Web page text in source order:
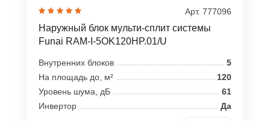
Арт. 777096
Наружный блок мульти-сплит системы
Funai RAM-I-5OK120HP.01/U
Внутренних блоков
5
На площадь до, м²
120
Уровень шума, дБ
61
Инвертор
Да